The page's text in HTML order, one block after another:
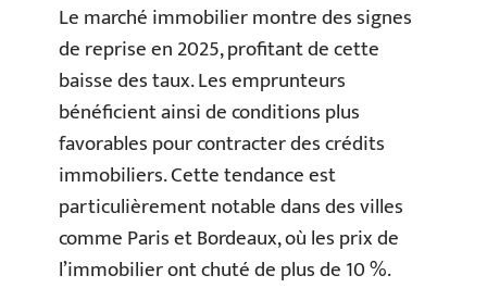
Le marché immobilier montre des signes
de reprise en 2025, profitant de cette
baisse des taux. Les emprunteurs
bénéficient ainsi de conditions plus
favorables pour contracter des crédits
immobiliers. Cette tendance est
particulièrement notable dans des villes
comme Paris et Bordeaux, où les prix de
l’immobilier ont chuté de plus de 10 %.